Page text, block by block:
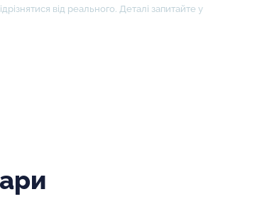
від реального. Деталі запитайте у